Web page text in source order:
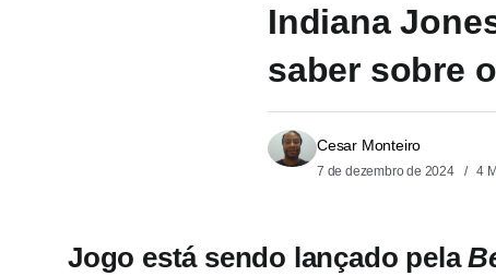
Indiana
saber sobre
Cesar Monteiro
7 de dezembro de 2024 4
Jogo está sendo lançado pela